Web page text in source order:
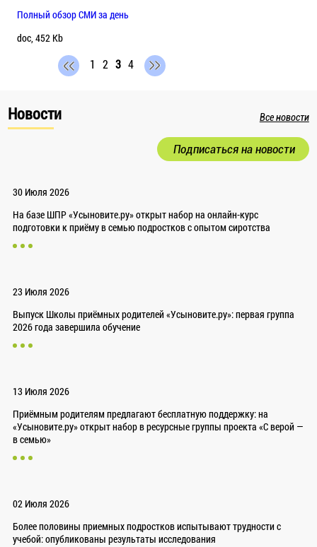
Полный обзор СМИ за день
doc, 452 Kb
1 2 3 4
Новости Все новости
Подписаться на новости
30 Июля 2026
На базе ШПР «Усыновите.ру» открыт набор на онлайн-курс
подготовки к приёму в семью подростков с опытом сиротства
23 Июля 2026
Выпуск Школы приёмных родителей «Усыновите.ру»: первая группа
2026 года завершила обучение
13 Июля 2026
Приёмным родителям предлагают бесплатную поддержку: на
«Усыновите.ру» открыт набор в ресурсные группы проекта «С верой —
в семью»
02 Июля 2026
Более половины приемных подростков испытывают трудности с
учебой: опубликованы результаты исследования